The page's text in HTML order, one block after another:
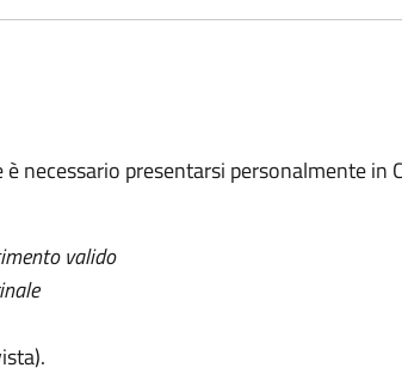
necessario presentarsi personalmente in
valido